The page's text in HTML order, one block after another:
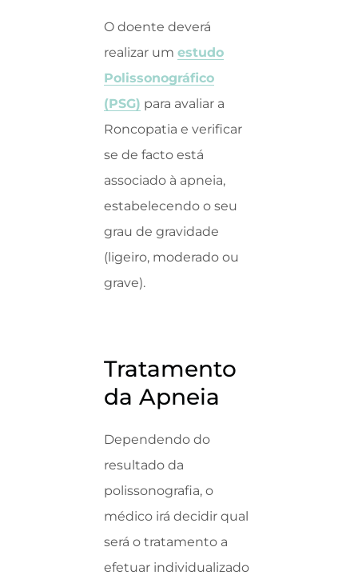
O doente deverá
realizar um estudo
Polissonográfico
(PSG) para avaliar a
Roncopatia e verificar
se de facto está
associado à apneia,
estabelecendo o seu
grau de gravidade
(ligeiro, moderado ou
grave).
Tratamento
da Apneia
Dependendo do
resultado da
polissonografia, o
médico irá decidir qual
será o tratamento a
efetuar individualizado